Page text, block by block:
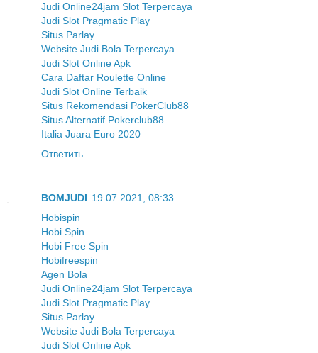
Judi Online24jam Slot Terpercaya
Judi Slot Pragmatic Play
Situs Parlay
Website Judi Bola Terpercaya
Judi Slot Online Apk
Cara Daftar Roulette Online
Judi Slot Online Terbaik
Situs Rekomendasi PokerClub88
Situs Alternatif Pokerclub88
Italia Juara Euro 2020
Ответить
BOMJUDI 19.07.2021, 08:33
Hobispin
Hobi Spin
Hobi Free Spin
Hobifreespin
Agen Bola
Judi Online24jam Slot Terpercaya
Judi Slot Pragmatic Play
Situs Parlay
Website Judi Bola Terpercaya
Judi Slot Online Apk